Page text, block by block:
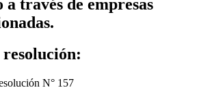
través de empresas
N° 157